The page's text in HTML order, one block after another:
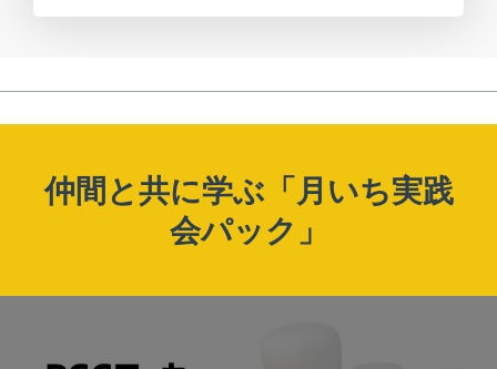
仲間と共に学ぶ「月いち実践
会パック」